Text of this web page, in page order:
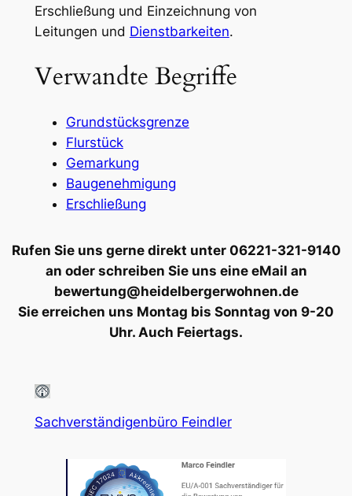
Erschließung und Einzeichnung von
Leitungen und Dienstbarkeiten.
Verwandte Begriffe
Grundstücksgrenze
Flurstück
Gemarkung
Baugenehmigung
Erschließung
Rufen Sie uns gerne direkt unter 06221-321-9140
an oder schreiben Sie uns eine eMail an
bewertung@heidelbergerwohnen.de
Sie erreichen uns Montag bis Sonntag von 9-20
Uhr. Auch Feiertags.
Sachverständigenbüro Feindler